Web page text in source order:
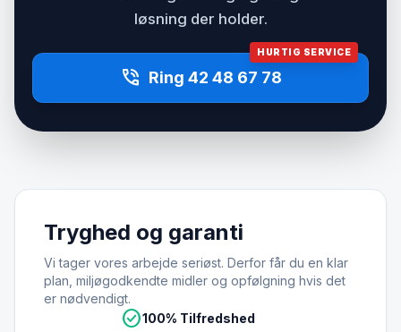
løsning der holder.
HURTIG SERVICE
phone_in_talk Ring 42 48 67 78
Tryghed og garanti
Vi tager vores arbejde seriøst. Derfor får du en klar
plan, miljøgodkendte midler og opfølgning hvis det
er nødvendigt.
check_circle100% Tilfredshed